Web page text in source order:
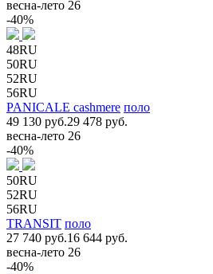
весна-лето 26
-40%
48RU
50RU
52RU
56RU
PANICALE cashmere поло
49 130 руб.29 478 руб.
весна-лето 26
-40%
50RU
52RU
56RU
TRANSIT поло
27 740 руб.16 644 руб.
весна-лето 26
-40%